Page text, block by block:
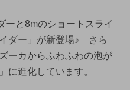
ーと8mのショートスライ
ダー」が新登場♪ さら
ーカからふわふわの泡が
に進化しています。